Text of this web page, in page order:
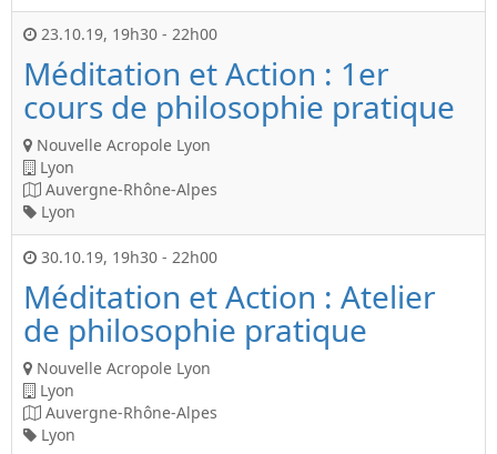
23.10.19, 19h30 - 22h00
Méditation et Action : 1er
cours de philosophie pratique
Nouvelle Acropole Lyon
Lyon
Auvergne-Rhône-Alpes
Lyon
30.10.19, 19h30 - 22h00
Méditation et Action : Atelier
de philosophie pratique
Nouvelle Acropole Lyon
Lyon
Auvergne-Rhône-Alpes
Lyon